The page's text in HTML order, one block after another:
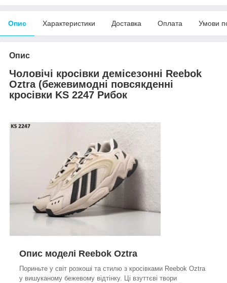
Опис Характеристики Доставка Оплата Умови
Опис
Чоловічі кросівки демісезонні Reebok
Oztra(бежевимодні повсякденні
кросівки KS 2247 Рибок
Опис моделі Reebok Oztra
Пориньте у світ розкоші та стилю з кросівками Reebok Oztra
у вишуканому бежевому відтінку. Ці взуттєві твори